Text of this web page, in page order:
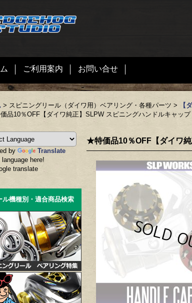
ご利用案内 お問い合せ
> スピニングリール（ダイワ用）ベアリング・各種パーツ >
【
品10％OFF【ダイワ純正】SLPW スピニングハンドルキャップ
by
Translate
here!
translate
ル機種別・適合商品検索
★特価品10％OFF【ダイワ純